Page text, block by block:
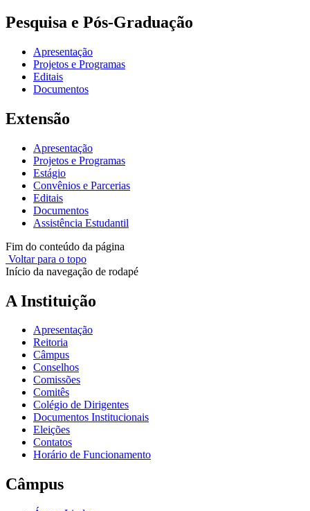
Pesquisa e Pós-Graduação
Apresentação
Projetos e Programas
Editais
Documentos
Extensão
Apresentação
Projetos e Programas
Estágio
Convênios e Parcerias
Editais
Documentos
Assistência Estudantil
Fim do conteúdo da página
Voltar para o topo
Início da navegação de rodapé
A Instituição
Apresentação
Reitoria
Câmpus
Conselhos
Comissões
Comitês
Colégio de Dirigentes
Documentos Institucionais
Eleições
Contatos
Horário de Funcionamento
Câmpus